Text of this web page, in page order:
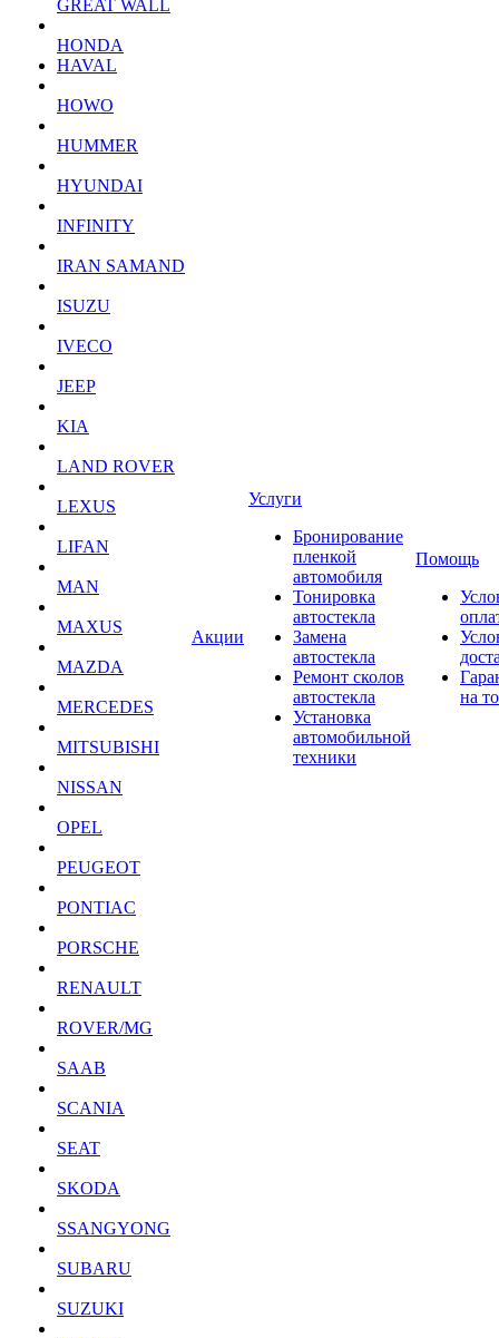
GREAT WALL
HONDA
HAVAL
HOWO
HUMMER
HYUNDAI
INFINITY
IRAN SAMAND
ISUZU
IVECO
JEEP
KIA
LAND ROVER
LEXUS
LIFAN
MAN
MAXUS
MAZDA
MERCEDES
MITSUBISHI
NISSAN
OPEL
PEUGEOT
PONTIAC
PORSCHE
RENAULT
ROVER/MG
SAAB
SCANIA
SEAT
SKODA
SSANGYONG
SUBARU
SUZUKI
Акции
Услуги
Бронирование
пленкой
автомобиля
Тонировка
автостекла
Замена
автостекла
Ремонт сколов
автостекла
Установка
автомобильной
техники
Помощь
на